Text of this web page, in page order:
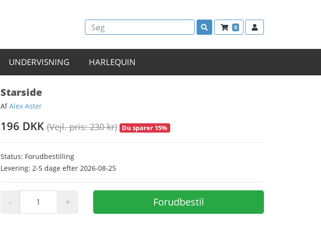
0
UNDERVISNING HARLEQUIN
Starside
AfAlex Aster
196 DKK (Vejl. pris: 230 kr) Du sparer 15%
Status: Forudbestilling
Levering: 2-5 dage efter 2026-08-25
- + Forudbestil